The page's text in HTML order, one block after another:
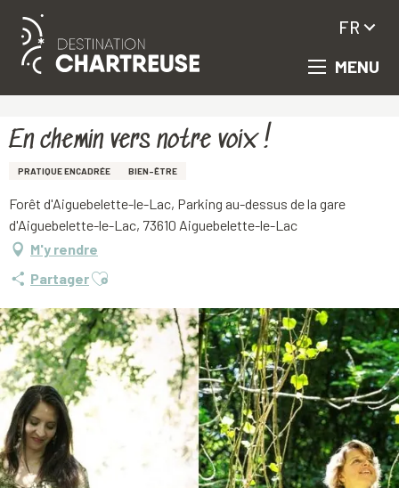
Aller
principal
MENU
FR
En chemin vers notre voix !
PRATIQUE ENCADRÉE BIEN-ÊTRE
Forêt d'Aiguebelette-le-Lac, Parking au-dessus de la gare
d'Aiguebelette-le-Lac, 73610 Aiguebelette-le-Lac
M'y rendre
PartagerAjouter aux favoris